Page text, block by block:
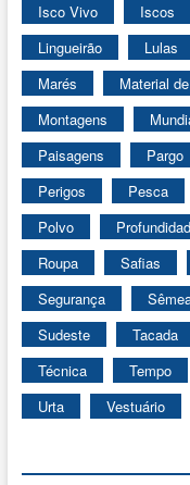
Isco Vivo
Iscos
Lingueirão
Lulas
Marés
Material
Montagens
Paisagens
Pargo
Perigos
Pesca
Polvo
Roupa
Safias
Segurança
Sudeste
Tacada
Técnica
Tempo
Urta
Vestuário